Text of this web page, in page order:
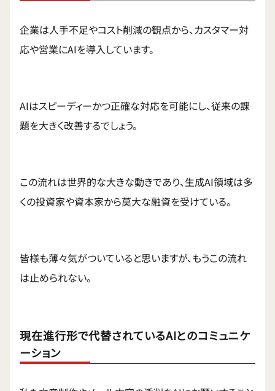
企業は人手不足やコスト削減の観点から、カスタマー対
応や営業にAIを導入しています。
AIはスピーディーかつ正確な対応を可能にし、従来の課
題を大きく改善するでしょう。
この流れは世界的な大きな動きであり、生成AI領域は多
くの投資家や資本家から莫大な融資を受けている。
皆様も薄々気がついていると思いますが、もうこの流れ
は止められない。
現在進行形で代替されているAIとのコミュニケ
ーション